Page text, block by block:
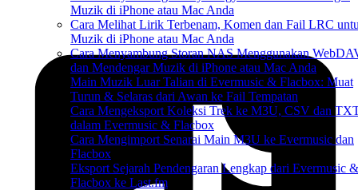
Muzik di iPhone atau Mac Anda
Cara Melihat Lirik Terbenam, Komen dan Fail LRC
Muzik di iPhone atau Mac Anda
Cara Menyambung Storan NAS Menggunakan
dan Mendengar Muzik di iPhone atau Mac Anda
Main Muzik Luar Talian di Evermusic & Flacbox: Muat
Turun & Selaras dari Awan ke Fail Tempatan
Cara Mengeksport Koleksi Trek ke M3U, CSV dan
dalam Evermusic & Flacbox
Cara Mengimport Senarai Main M3U ke Evermusic dan
Flacbox
Eksport Sejarah Pendengaran Lengkap dari Evermusic &
Flacbox ke Last.fm